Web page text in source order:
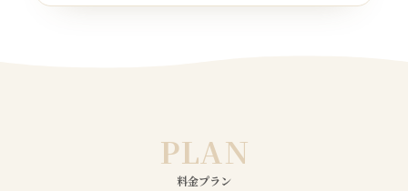
PLAN
料金プラン